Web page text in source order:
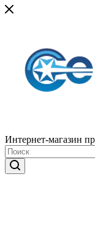
Интернет-магазин